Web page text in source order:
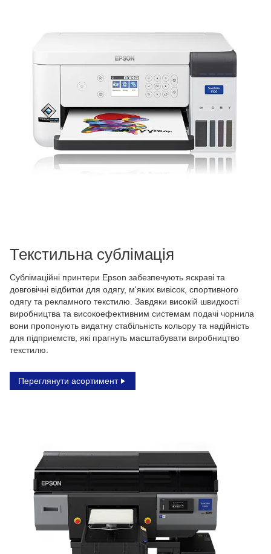
Текстильна сублімація
Сублімаційні принтери Epson забезпечують яскраві та
довговічні відбитки для одягу, м'яких вивісок, спортивного
одягу та рекламного текстилю. Завдяки високій швидкості
виробництва та високоефективним системам подачі чорнила
вони пропонують видатну стабільність кольору та надійність
для підприємств, які прагнуть масштабувати виробництво
текстилю.
Переглянути асортимент